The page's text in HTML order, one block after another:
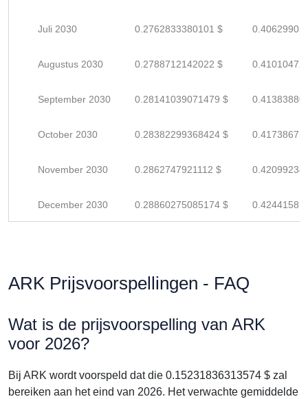
Juli 2030 0.2762833380101 $
Augustus 2030 0.2788712142022 $
September 2030 0.28141039071479 $
October 2030 0.28382299368424 $
November 2030 0.2862747921112 $
December 2030 0.28860275085174 $
ARK Prijsvoorspellingen - FAQ
Wat is de prijsvoorspelling van ARK
voor 2026?
Bij ARK wordt voorspeld dat die 0.15231836313574 $ zal
bereiken aan het eind van 2026. Het verwachte gemiddelde